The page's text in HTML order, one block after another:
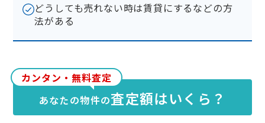
どうしても売れない時は賃貸にするなどの方
法がある
カンタン・無料査定
あなたの物件の査定額はいくら？